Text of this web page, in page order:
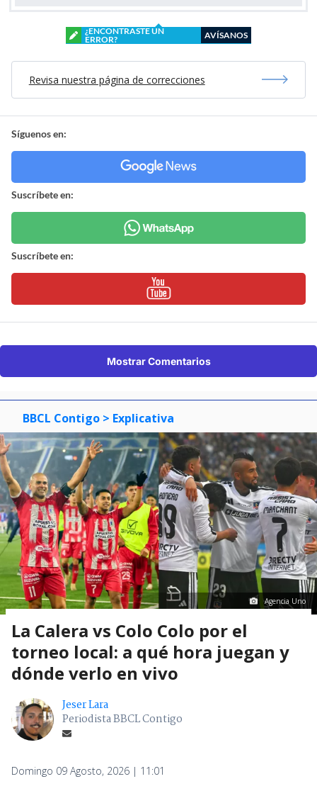
¿ENCONTRASTE UN
ERROR?
AVÍSANOS
Revisa nuestra página de correcciones
Síguenos en:
Suscríbete en:
Suscríbete en:
Mostrar Comentarios
BBCL Contigo > Explicativa
Agencia Uno
La Calera vs Colo Colo por el
torneo local: a qué hora juegan y
dónde verlo en vivo
Jeser Lara
Periodista BBCL Contigo
Domingo 09 Agosto, 2026 | 11:01